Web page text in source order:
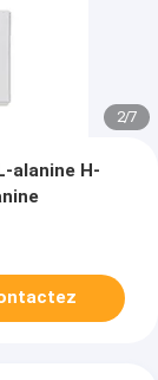
2/7
alanine H-